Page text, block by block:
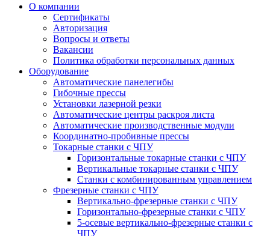
O компании
Сертификаты
Авторизация
Вопросы и ответы
Вакансии
Политика обработки персональных данных
Оборудование
Автоматические панелегибы
Гибочные прессы
Установки лазерной резки
Автоматические центры раскроя листа
Автоматические производственные модули
Координатно-пробивные прессы
Токарные станки с ЧПУ
Горизонтальные токарные станки с ЧПУ
Вертикальные токарные станки с ЧПУ
Станки с комбинированным управлением
Фрезерные станки с ЧПУ
Вертикально-фрезерные станки с ЧПУ
Горизонтально-фрезерные станки с ЧПУ
5-осевые вертикально-фрезерные станки с
ЧПУ